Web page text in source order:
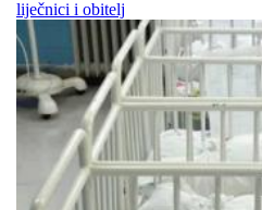
liječnici i obitelj